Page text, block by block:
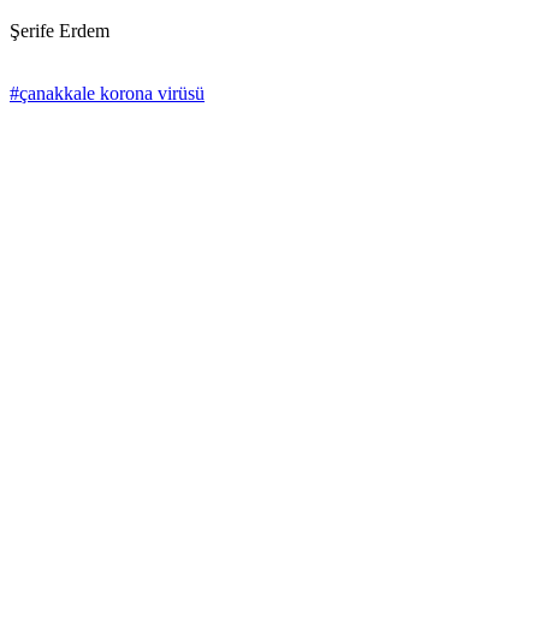
Şerife Erdem
#çanakkale korona virüsü